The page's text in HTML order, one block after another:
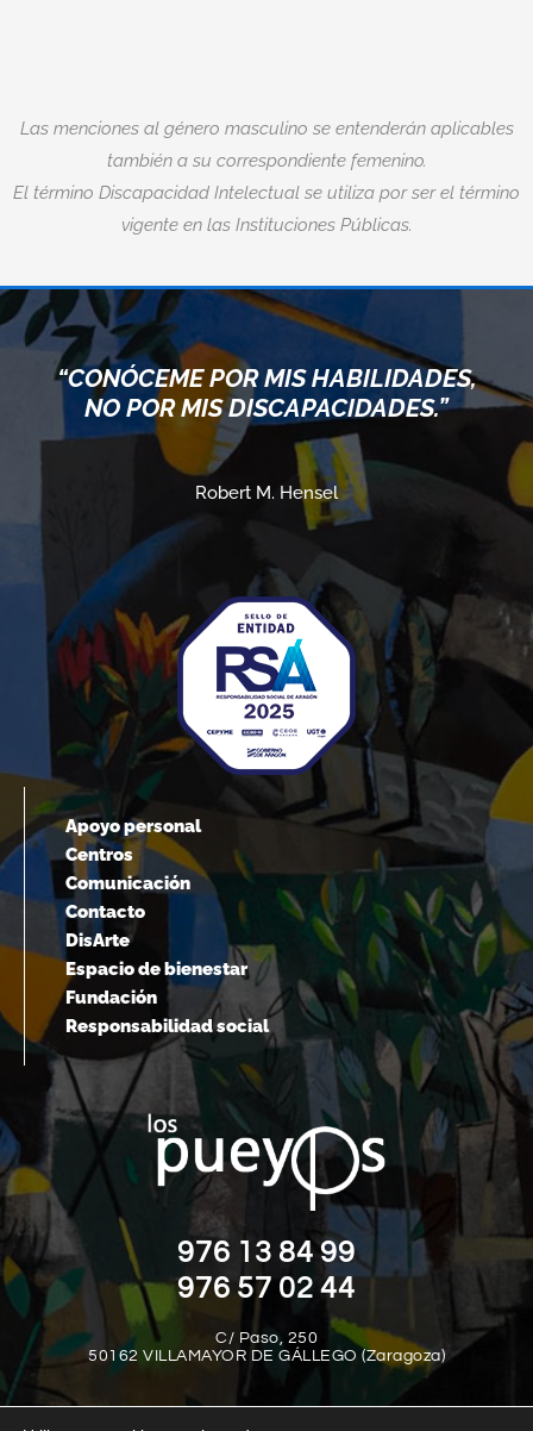
Las menciones al género masculino se entenderán aplicables
también a su correspondiente femenino.
El término Discapacidad Intelectual se utiliza por ser el término
vigente en las Instituciones Públicas.
“CONÓCEME POR MIS HABILIDADES,
NO POR MIS DISCAPACIDADES.”
Robert M. Hensel
Apoyo personal
Centros
Comunicación
Contacto
DisArte
Espacio de bienestar
Fundación
Responsabilidad social
976 13 84 99
976 57 02 44
C/ Paso, 250
50162 VILLAMAYOR DE GÁLLEGO (Zaragoza)